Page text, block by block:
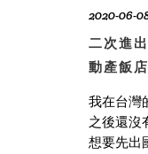
2020-06-
二次進
動產飯
我在台灣
之後還沒
想要先出